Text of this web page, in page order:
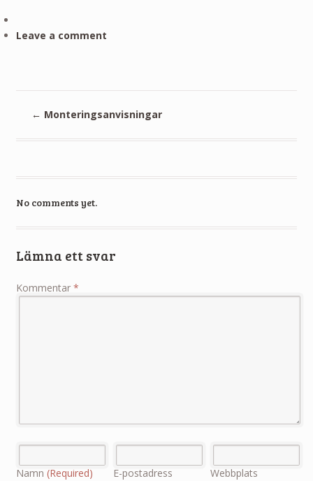
Leave a comment
← Monteringsanvisningar
No comments yet.
Lämna ett svar
Kommentar *
Namn (Required)
E-postadress
Webbplats